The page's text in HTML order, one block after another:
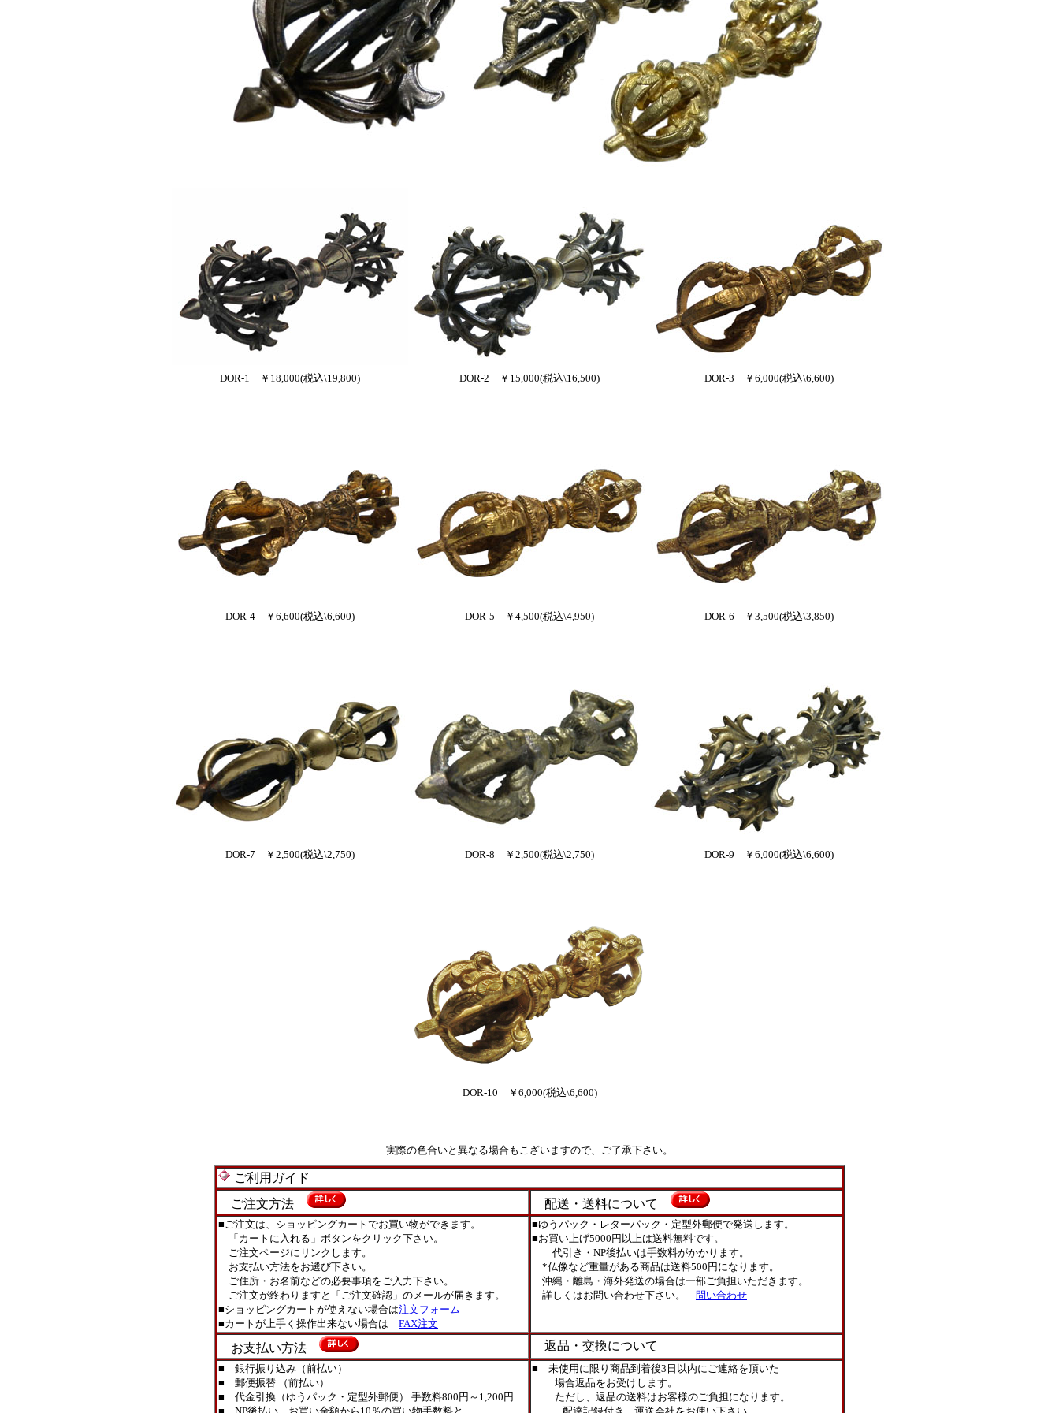
DOR-1 ￥18,000(税込\19,800) DOR-2 ￥15,000(税込\16,500) DOR-3 ￥6,000(税込\6,600)
DOR-4 ￥6,600(税込\6,600) DOR-5 ￥4,500(税込\4,950) DOR-6 ￥3,500(税込\3,850)
DOR-7 ￥2,500(税込\2,750) DOR-8 ￥2,500(税込\2,750) DOR-9 ￥6,000(税込\6,600)
DOR-10 ￥6,000(税込\6,600)
実際の色合いと異なる場合もこざいますので、ご了承下さい。
ご利用ガイド
ご注文方法
配送・送料について
■ご注文は、ショッピングカートでお買い物ができます。
「カートに入れる」ボタンをクリック下さい。
ご注文ページにリンクします。
お支払い方法をお選び下さい。
ご住所・お名前などの必要事項をご入力下さい。
ご注文が終わりますと「ご注文確認」のメールが届きます。
■ショッピングカートが使えない場合は注文フォーム
■カートが上手く操作出来ない場合は FAX注文
■ゆうパック・レターパック・定型外郵便で発送します。
■お買い上げ5000円以上は送料無料です。
代引き・NP後払いは手数料がかかります。
*仏像など重量がある商品は送料500円になります。
沖縄・離島・海外発送の場合は一部ご負担いただきます。
詳しくはお問い合わせ下さい。 問い合わせ
お支払い方法 返品・交換について
■ 銀行振り込み（前払い）
■ 郵便振替 （前払い）
■ 代金引換（ゆうパック・定型外郵便） 手数料800円～1,200円
■ 未使用に限り商品到着後3日以内にご連絡を頂いた
場合返品をお受けします。
ただし、返品の送料はお客様のご負担になります。